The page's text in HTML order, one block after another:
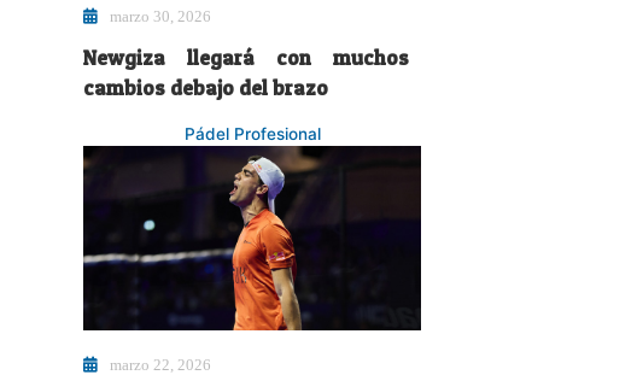
marzo 30, 2026
Newgiza llegará con muchos
cambios debajo del brazo
Pádel Profesional
marzo 22, 2026